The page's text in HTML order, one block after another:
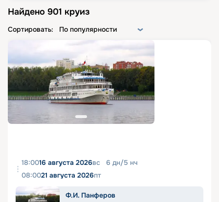
Найдено 901 круиз
Сортировать: По популярности
18:0016 августа 2026вс 6 дн/5 нч
08:0021 августа 2026пт
Ф.И. Панферов